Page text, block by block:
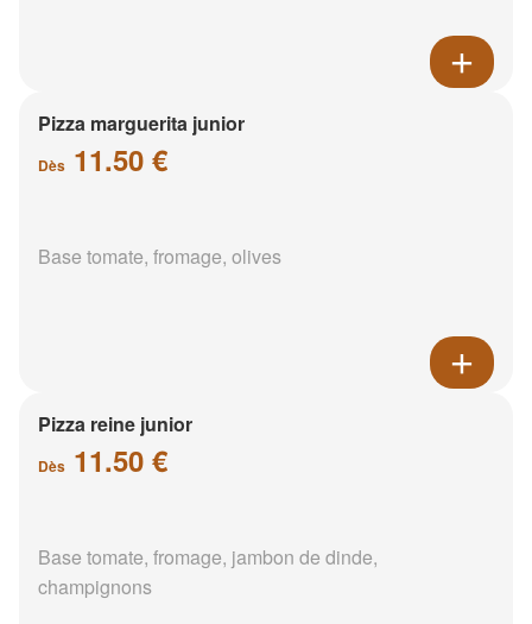
Pizza marguerita junior
Dès 11.50 €
Base tomate, fromage, olives
Pizza reine junior
Dès 11.50 €
Base tomate, fromage, jambon de dinde,
champignons